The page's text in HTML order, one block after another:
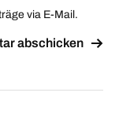
via E-Mail.